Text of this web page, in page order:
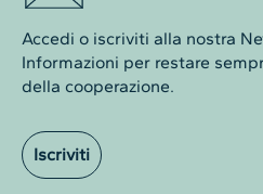
Accedi o iscriviti alla nostra
Informazioni per restare
della cooperazione.
Iscriviti